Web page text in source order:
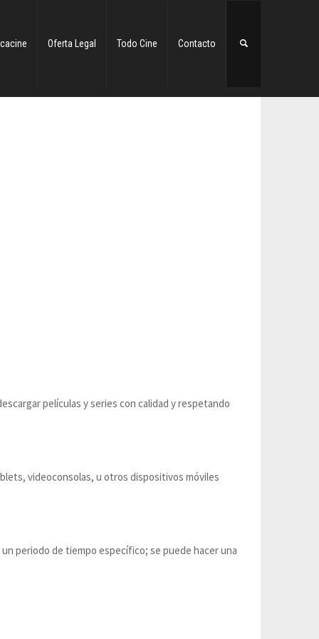
Oferta Legal Todo Cine Contacto
películas y series con calidad y respetando
videoconsolas, u otros dispositivos móviles
periodo de tiempo específico; se puede hacer una